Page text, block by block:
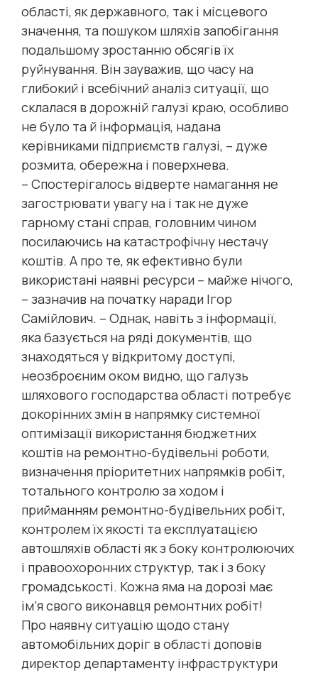
області, як державного, так і місцевого
значення, та пошуком шляхів запобігання
подальшому зростанню обсягів їх
руйнування. Він зауважив, що часу на
глибокий і всебічний аналіз ситуації, що
склалася в дорожній галузі краю, особливо
не було та й інформація, надана
керівниками підприємств галузі, – дуже
розмита, обережна і поверхнева.
– Спостерігалось відверте намагання не
загострювати увагу на і так не дуже
гарному стані справ, головним чином
посилаючись на катастрофічну нестачу
коштів. А про те, як ефективно були
використані наявні ресурси – майже нічого,
– зазначив на початку наради Ігор
Самійлович. – Однак, навіть з інформації,
яка базується на ряді документів, що
знаходяться у відкритому доступі,
неозброєним оком видно, що галузь
шляхового господарства області потребує
докорінних змін в напрямку системної
оптимізації використання бюджетних
коштів на ремонтно-будівельні роботи,
визначення пріоритетних напрямків робіт,
тотального контролю за ходом і
прийманням ремонтно-будівельних робіт,
контролем їх якості та експлуатацією
автошляхів області як з боку контролюючих
і правоохоронних структур, так і з боку
громадськості. Кожна яма на дорозі має
ім’я свого виконавця ремонтних робіт!
Про наявну ситуацію щодо стану
автомобільних доріг в області доповів
директор департаменту інфраструктури